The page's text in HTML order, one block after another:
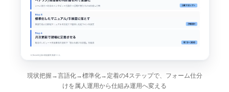
現状把握→言語化→標準化→定着の4ステップで、フォーム仕分
けを属人運用から仕組み運用へ変える